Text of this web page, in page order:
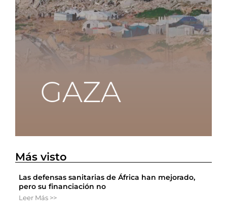
Más visto
Las defensas sanitarias de África han mejorado,
pero su financiación no
Leer Más >>